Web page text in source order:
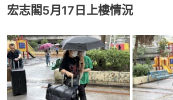
宏志閣5月17日上樓情況